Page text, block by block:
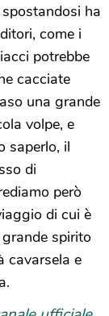
ha
come i
potrebbe
cacciate
una grande
volpe, e
saperlo, il
di
però
di cui è
spirito
cavarsela e